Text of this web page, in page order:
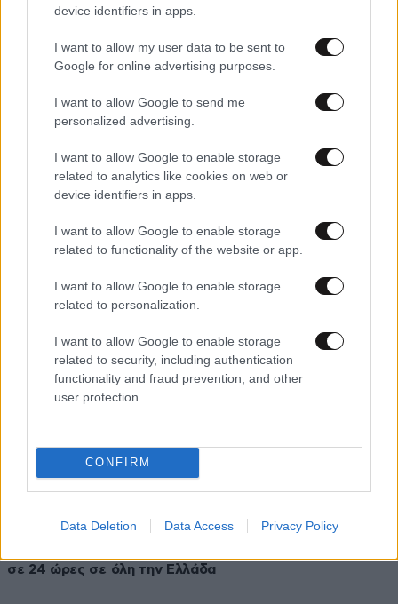
device identifiers in apps.
I want to allow my user data to be sent to
Google for online advertising purposes.
I want to allow Google to send me
personalized advertising.
I want to allow Google to enable storage
related to analytics like cookies on web or
device identifiers in apps.
I want to allow Google to enable storage
related to functionality of the website or app.
I want to allow Google to enable storage
related to personalization.
I want to allow Google to enable storage
related to security, including authentication
functionality and fraud prevention, and other
user protection.
CONFIRM
Data Deletion Data Access Privacy Policy
28·07·2026 21:51
διακοπές του στην Ελλάδα που έγιναν παράδοση
27·07·2026 20:55
σε 24 ώρες σε όλη την Ελλάδα